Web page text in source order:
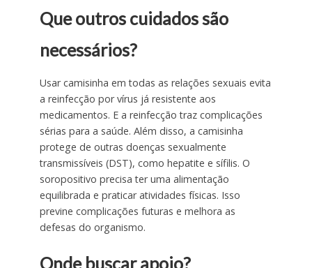
Que outros cuidados são
necessários?
Usar camisinha em todas as relações sexuais evita
a reinfecção por vírus já resistente aos
medicamentos. E a reinfecção traz complicações
sérias para a saúde. Além disso, a camisinha
protege de outras doenças sexualmente
transmissíveis (DST), como hepatite e sífilis. O
soropositivo precisa ter uma alimentação
equilibrada e praticar atividades físicas. Isso
previne complicações futuras e melhora as
defesas do organismo.
Onde buscar apoio?